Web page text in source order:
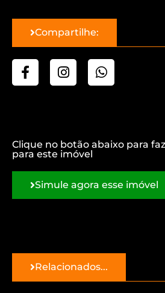
Compartilhe:
Clique no botão abaixo para
para este imóvel
Simule agora esse imóvel
Relacionados...